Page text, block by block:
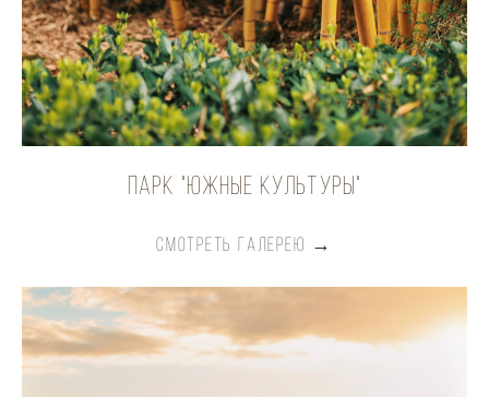
Парк "Южные культуры"
СМОТРЕТЬ ГАЛЕРЕЮ →